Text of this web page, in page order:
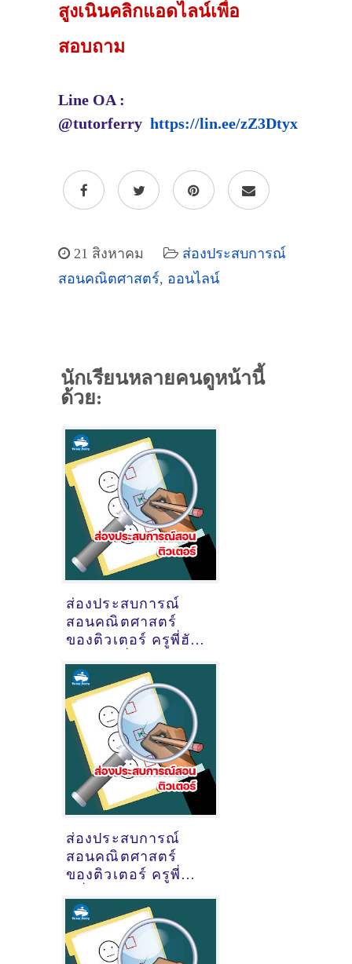
สูงเนินคลิกแอดไลน์เพื่อ
สอบถาม
Line OA :
@tutorferry https://lin.ee/zZ3Dtyx
21 สิงหาคม
ส่องประสบการณ์
สอนคณิตศาสตร์, ออนไลน์
นักเรียนหลายคนดูหน้านี้
ด้วย:
ส่องประสบการณ์
สอนคณิตศาสตร์
ของติวเตอร์ ครูพี่ฮัซ
@หมู่บ้านเศรษฐสิริ
แจ้งวัฒนะประชาชื่น
ตำบลบ้านใหม่
อำเภอปากเกร็ด
จังหวัดนนทบุรี
ส่องประสบการณ์
สอนคณิตศาสตร์
ของติวเตอร์ ครูพี่
ผูกประยูร @ถนนช้าว
หลาม บางแสน